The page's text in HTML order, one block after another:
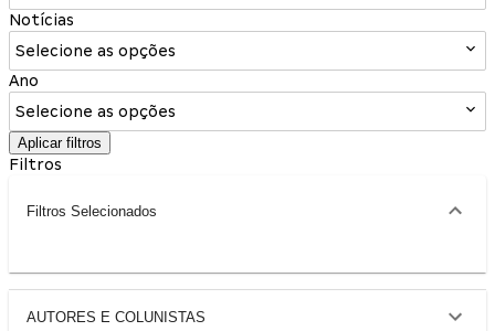
Notícias
Selecione as opções
Ano
Selecione as opções
Aplicar filtros
Filtros
Filtros Selecionados
AUTORES E COLUNISTAS